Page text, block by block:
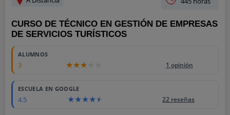
CURSO DE TÉCNICO EN GESTIÓN DE EMPRESAS
DE SERVICIOS TURÍSTICOS
ALUMNOS
3 1 opinión
ESCUELA EN GOOGLE
4.5 22 reseñas